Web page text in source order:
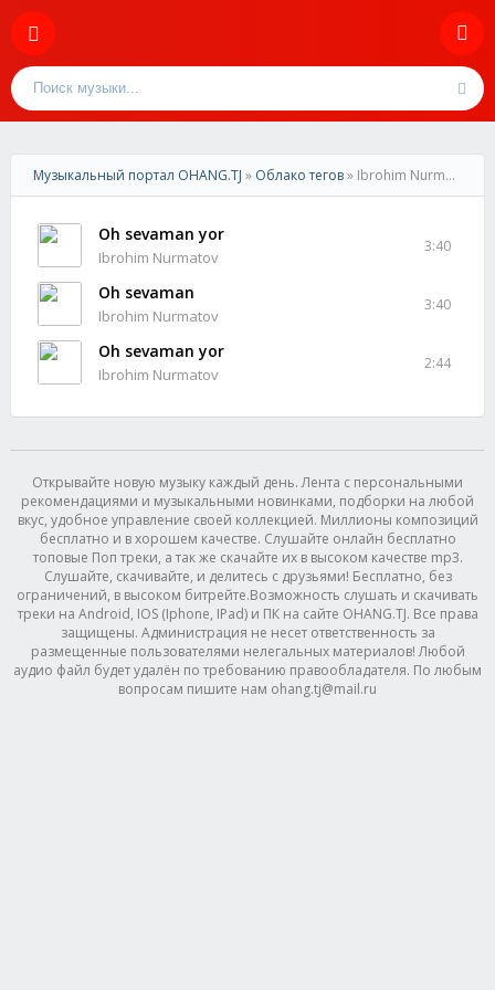
Музыкальный портал OHANG.TJ » Облако тегов» Ibrohim Nurmatov
Oh sevaman yor
Ibrohim Nurmatov
3:40
Oh sevaman
Ibrohim Nurmatov
3:40
Oh sevaman yor
Ibrohim Nurmatov
2:44
Открывайте новую музыку каждый день. Лента с персональными
рекомендациями и музыкальными новинками, подборки на любой
вкус, удобное управление своей коллекцией. Миллионы композиций
бесплатно и в хорошем качестве. Слушайте онлайн бесплатно
топовые Поп треки, а так же скачайте их в высоком качестве mp3.
Слушайте, скачивайте, и делитесь с друзьями! Бесплатно, без
ограничений, в высоком битрейте.Возможность слушать и скачивать
треки на Android, IOS (Iphone, IPad) и ПК на сайте OHANG.TJ. Все права
защищены. Администрация не несет ответственность за
размещенные пользователями нелегальных материалов! Любой
аудио файл будет удалён по требованию правообладателя. По любым
вопросам пишите нам ohang.tj@mail.ru